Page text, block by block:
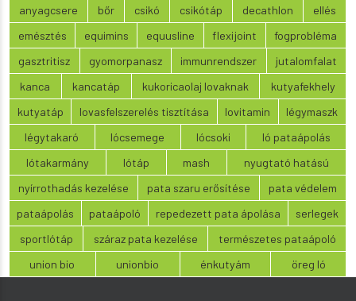
anyagcsere bőr csikó csikótáp decathlon
ellés
emésztés
equimins equusline flexijoint
fogprobléma
gasztritisz
gyomorpanasz immunrendszer
jutalomfalat
kanca
kancatáp kukoricaolaj lovaknak
kutyafekhely
kutyatáp
lovasfelszerelés tisztítása lovitamin
légymaszk
légytakaró
lócsemege lócsoki
ló pataápolás
lótakarmány
lótáp mash
nyugtató hatású
nyírrothadás kezelése
pata szaru erősítése
pata védelem
pataápolás
pataápoló repedezett pata ápolása
serlegek
sportlótáp
száraz pata kezelése
természetes pataápoló
union bio
unionbio énkutyám öreg ló